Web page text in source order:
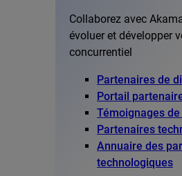
Collaborez avec
évoluer et développer
concurrentiel
Partenaires de
Portail
Témoignages
Partenaires
Annuaire des
technologiques